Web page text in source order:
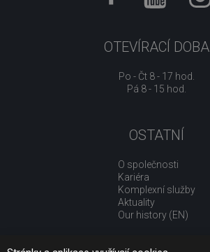
OTEVÍRACÍ DOBA
Po - Čt 8 - 17 hod.
Pá 8 - 15 hod.
OSTATNÍ
O společnosti
Kariéra
Komplexní služby
Aktuality
Our history (EN)